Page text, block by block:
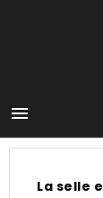

La selle